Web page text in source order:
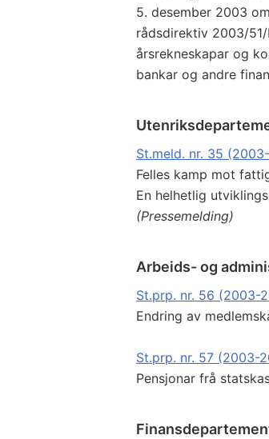
5. desember 2003
rådsdirektiv 2003/
årsrekneskapar og
bankar og andre
St.meld. nr. 35
Felles kamp mot
En helhetlig
(Pressemelding)
Arbeids- og
St.prp. nr. 56 (2003-
Endring av
St.prp. nr. 57 (2003-
Pensjonar frå